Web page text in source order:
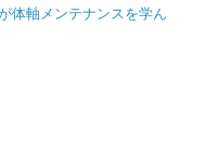
体軸メンテナンスを学ん